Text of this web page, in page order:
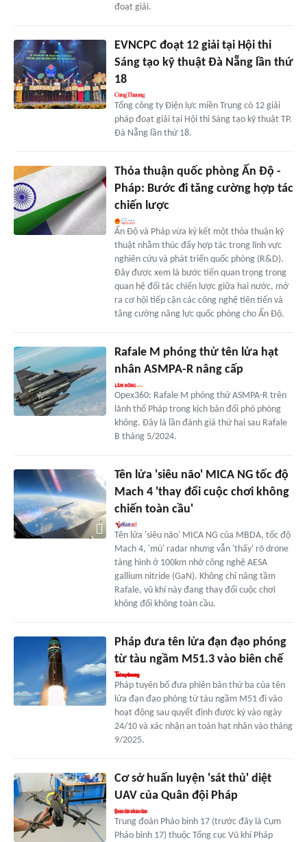
đoạt giải.
EVNCPC đoạt 12 giải tại Hội thi
Sáng tạo kỹ thuật Đà Nẵng lần thứ
18
Tổng công ty Điện lực miền Trung có 12 giải
pháp đoạt giải tại Hội thi Sáng tạo kỹ thuật TP.
Đà Nẵng lần thứ 18.
Thỏa thuận quốc phòng Ấn Độ -
Pháp: Bước đi tăng cường hợp tác
chiến lược
Ấn Độ và Pháp vừa ký kết một thỏa thuận kỹ
thuật nhằm thúc đẩy hợp tác trong lĩnh vực
nghiên cứu và phát triển quốc phòng (R&D).
Đây được xem là bước tiến quan trọng trong
quan hệ đối tác chiến lược giữa hai nước, mở
ra cơ hội tiếp cận các công nghệ tiên tiến và
tăng cường năng lực quốc phòng cho Ấn Độ.
Rafale M phóng thử tên lửa hạt
nhân ASMPA-R nâng cấp
Opex360: Rafale M phóng thử ASMPA-R trên
lãnh thổ Pháp trong kịch bản đối phó phòng
không. Đây là lần đánh giá thứ hai sau Rafale
B tháng 5/2024.
Tên lửa 'siêu não' MICA NG tốc độ
Mach 4 'thay đổi cuộc chơi không
chiến toàn cầu'
Tên lửa 'siêu não' MICA NG của MBDA, tốc độ
Mach 4, 'mù' radar nhưng vẫn 'thấy' rõ drone
tàng hình ở 100km nhờ công nghệ AESA
gallium nitride (GaN). Không chỉ nâng tầm
Rafale, vũ khí này đang thay đổi cuộc chơi
không đối không toàn cầu.
Pháp đưa tên lửa đạn đạo phóng
từ tàu ngầm M51.3 vào biên chế
Pháp tuyên bố đưa phiên bản thứ ba của tên
lửa đạn đạo phóng từ tàu ngầm M51 đi vào
hoạt động sau quyết định được ký vào ngày
24/10 và xác nhận an toàn hạt nhân vào tháng
9/2025.
Cơ sở huấn luyện 'sát thủ' diệt
UAV của Quân đội Pháp
Trung đoàn Pháo binh 17 (trước đây là Cụm
Pháo binh 17) thuộc Tổng cục Vũ khí Pháp